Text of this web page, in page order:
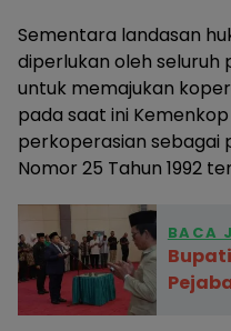
Sementara landasan
diperlukan oleh seluruh
untuk memajukan
pada saat ini
perkoperasian sebagai
Nomor 25 Tahun 1992
BACA